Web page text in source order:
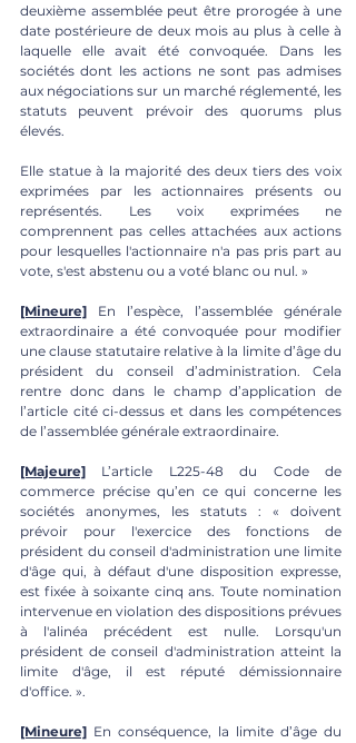
deuxième assemblée peut être prorogée à une
date postérieure de deux mois au plus à celle à
laquelle elle avait été convoquée. Dans les
sociétés dont les actions ne sont pas admises
aux négociations sur un marché réglementé, les
statuts peuvent prévoir des quorums plus
élevés.
Elle statue à la majorité des deux tiers des voix
exprimées par les actionnaires présents ou
représentés. Les voix exprimées ne
comprennent pas celles attachées aux actions
pour lesquelles l'actionnaire n'a pas pris part au
vote, s'est abstenu ou a voté blanc ou nul. »
[Mineure] En l’espèce, l’assemblée générale
extraordinaire a été convoquée pour modifier
une clause statutaire relative à la limite d’âge du
président du conseil d’administration. Cela
rentre donc dans le champ d’application de
l’article cité ci-dessus et dans les compétences
de l’assemblée générale extraordinaire.
[Majeure] L’article L225-48 du Code de
commerce précise qu’en ce qui concerne les
sociétés anonymes, les statuts : « doivent
prévoir pour l'exercice des fonctions de
président du conseil d'administration une limite
d'âge qui, à défaut d'une disposition expresse,
est fixée à soixante cinq ans. Toute nomination
intervenue en violation des dispositions prévues
à l'alinéa précédent est nulle. Lorsqu'un
président de conseil d'administration atteint la
limite d'âge, il est réputé démissionnaire
d'office. ».
[Mineure] En conséquence, la limite d’âge du